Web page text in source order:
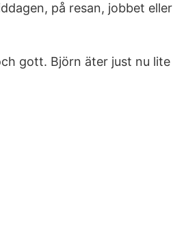
på resan, jobbet eller
gott. Björn äter just nu lite